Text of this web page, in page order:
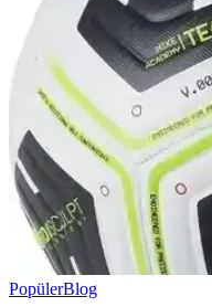
PopülerBlog